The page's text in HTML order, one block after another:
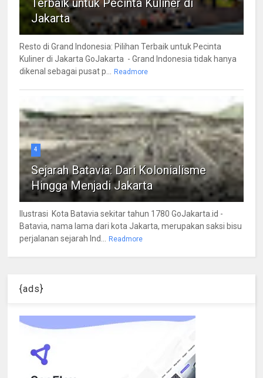
Terbaik untuk Pecinta Kuliner di
Jakarta
Resto di Grand Indonesia: Pilihan Terbaik untuk Pecinta
Kuliner di Jakarta GoJakarta - Grand Indonesia tidak hanya
dikenal sebagai pusat p... Readmore
4
Sejarah Batavia: Dari Kolonialisme
Hingga Menjadi Jakarta
Ilustrasi Kota Batavia sekitar tahun 1780 GoJakarta.id -
Batavia, nama lama dari kota Jakarta, merupakan saksi bisu
perjalanan sejarah Ind... Readmore
{ads}